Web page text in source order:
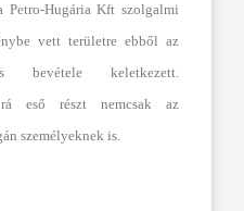
Hugária Kft szolgalmi
vett területre ebből az
bevétele keletkezett.
eső részt nemcsak az
személyeknek is.